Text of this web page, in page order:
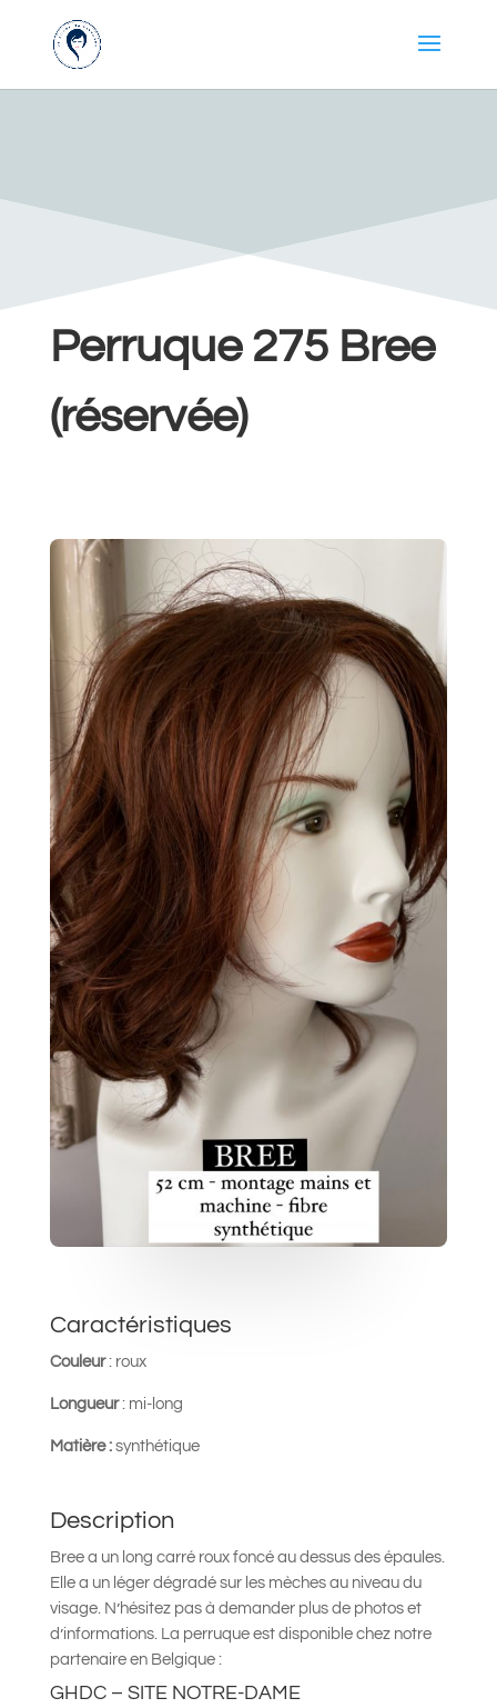
Perruque 275 Bree
(réservée)
Caractéristiques
Couleur: roux
Longueur: mi-long
Matière : synthétique
Description
Bree a un long carré roux foncé au dessus des épaules.
Elle a un léger dégradé sur les mèches au niveau du
visage. N’hésitez pas à demander plus de photos et
d’informations.
La perruque est disponible chez notre
partenaire en Belgique :
GHDC – SITE NOTRE-DAME